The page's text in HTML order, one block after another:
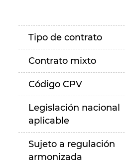
Tipo de contrato
Contrato mixto
Código CPV
Legislación nacional
aplicable
Sujeto a regulación
armonizada